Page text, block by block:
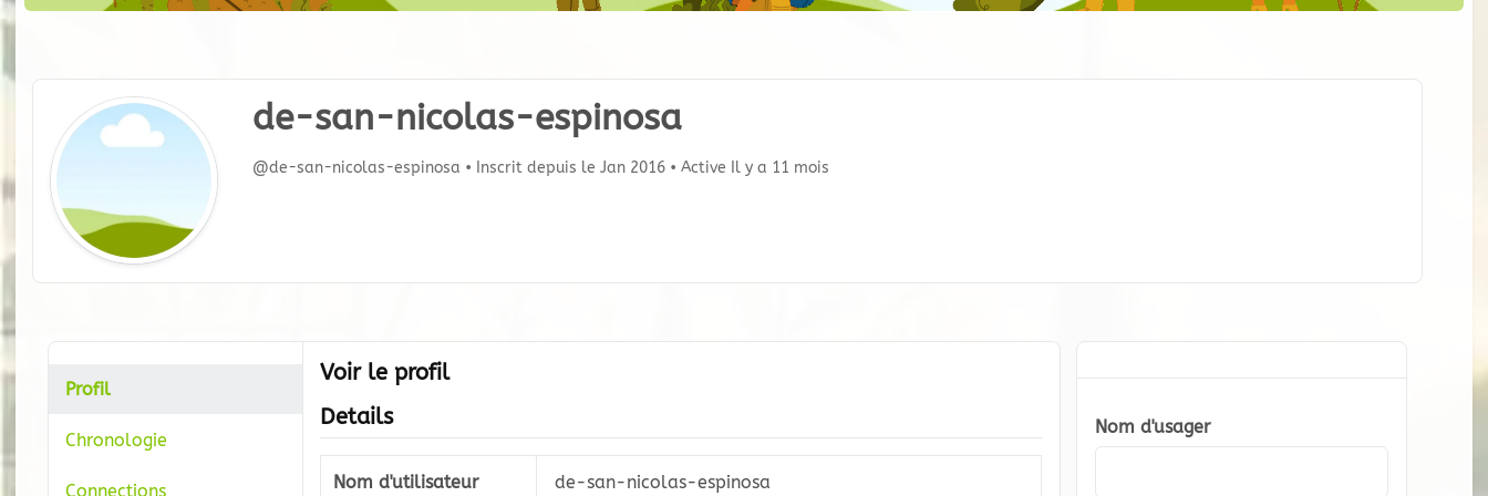
de-san-nicolas-espinosa
@de-san-nicolas-espinosa • Inscrit depuis le Jan 2016 • Active Il y a 11 mois
Profil
Chronologie
Connections
Voir le profil
Details
Nom d'utilisateur de-san-nicolas-espinosa
Nom d'usager